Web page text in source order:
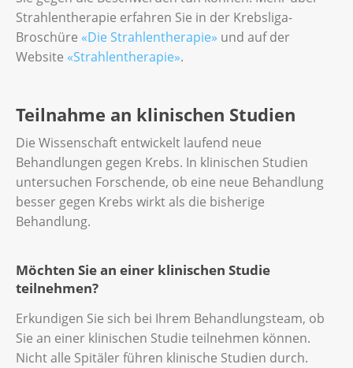
Strahlentherapie erfahren Sie in der Krebsliga-
Broschüre «Die Strahlentherapie» und auf der
Website «Strahlentherapie».
Teilnahme an klinischen Studien
Die Wissenschaft entwickelt laufend neue
Behandlungen gegen Krebs. In klinischen Studien
untersuchen Forschende, ob eine neue Behandlung
besser gegen Krebs wirkt als die bisherige
Behandlung.
Möchten Sie an einer klinischen Studie
teilnehmen?
Erkundigen Sie sich bei Ihrem Behandlungsteam, ob
Sie an einer klinischen Studie teilnehmen können.
Nicht alle Spitäler führen klinische Studien durch.